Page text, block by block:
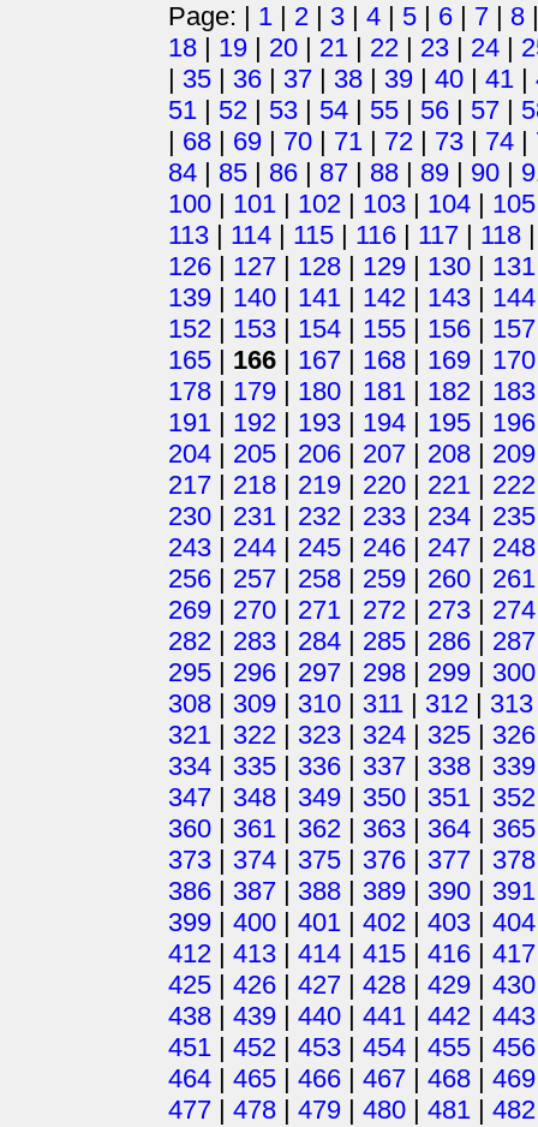
Page: | 1 | 2 | 3 | 4 | 5 | 6 | 7 | 8
18 | 19 | 20 | 21 | 22 | 23 | 24 |
| 35 | 36 | 37 | 38 | 39 | 40 | 41 |
51 | 52 | 53 | 54 | 55 | 56 | 57 |
| 68 | 69 | 70 | 71 | 72 | 73 | 74 |
84 | 85 | 86 | 87 | 88 | 89 | 90 |
100 | 101 | 102 | 103 | 104 | 105
113 | 114 | 115 | 116 | 117 | 118
126 | 127 | 128 | 129 | 130 | 131
139 | 140 | 141 | 142 | 143 | 144
152 | 153 | 154 | 155 | 156 | 157
165 | 166 | 167 | 168 | 169 | 170
178 | 179 | 180 | 181 | 182 | 183
191 | 192 | 193 | 194 | 195 | 196
204 | 205 | 206 | 207 | 208 | 209
217 | 218 | 219 | 220 | 221 | 222
230 | 231 | 232 | 233 | 234 | 235
243 | 244 | 245 | 246 | 247 | 248
256 | 257 | 258 | 259 | 260 | 261
269 | 270 | 271 | 272 | 273 | 274
282 | 283 | 284 | 285 | 286 | 287
295 | 296 | 297 | 298 | 299 | 300
308 | 309 | 310 | 311 | 312 | 313
321 | 322 | 323 | 324 | 325 | 326
334 | 335 | 336 | 337 | 338 | 339
347 | 348 | 349 | 350 | 351 | 352
360 | 361 | 362 | 363 | 364 | 365
373 | 374 | 375 | 376 | 377 | 378
386 | 387 | 388 | 389 | 390 | 391
399 | 400 | 401 | 402 | 403 | 404
412 | 413 | 414 | 415 | 416 | 417
425 | 426 | 427 | 428 | 429 | 430
438 | 439 | 440 | 441 | 442 | 443
451 | 452 | 453 | 454 | 455 | 456
464 | 465 | 466 | 467 | 468 | 469
477 | 478 | 479 | 480 | 481 | 482